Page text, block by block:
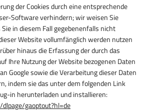
der Cookies durch eine entsprechende
Software verhindern; wir weisen Sie
in diesem Fall gegebenenfalls nicht
Website vollumfänglich werden nutzen
hinaus die Erfassung der durch das
Ihre Nutzung der Website bezogenen Daten
Google sowie die Verarbeitung dieser Daten
indem sie das unter dem folgenden Link
in herunterladen und installieren:
gaoptout?hl=de